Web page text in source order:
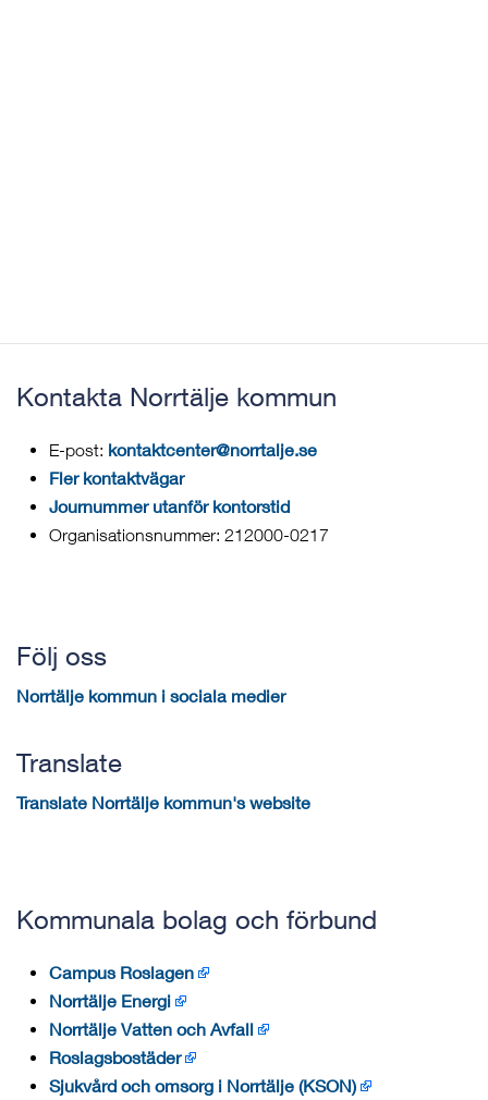
Kontakta Norrtälje kommun
E-post: kontaktcenter@norrtalje.se
Fler kontaktvägar
Journummer utanför kontorstid
Organisationsnummer: 212000-0217
Följ oss
Norrtälje kommun i sociala medier
Translate
Translate Norrtälje kommun's website
Kommunala bolag och förbund
Campus Roslagen
Norrtälje Energi
Norrtälje Vatten och Avfall
Roslagsbostäder
Sjukvård och omsorg i Norrtälje (KSON)